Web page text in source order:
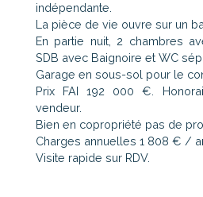
indépendante.
La pièce de vie ouvre sur un
En partie nuit, 2 chambres
SDB avec Baignoire et WC
Garage en sous-sol pour le
Prix FAI 192 000 €.
vendeur.
Bien en copropriété pas de
Charges annuelles 1 808 € /
Visite rapide sur RDV.